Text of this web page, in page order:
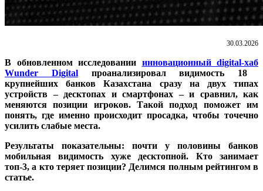
30.03.2026
В обновленном исследовании инновационный digital-хаб
Wunder Digitalпроанализировал видимость 18
крупнейших банков Казахстана сразу на двух типах
устройств – десктопах и смартфонах – и сравнил, как
меняются позиции игроков. Такой подход поможет им
понять, где именно происходит просадка, чтобы точечно
усилить слабые места.
Результаты показательны: почти у половины банков
мобильная видимость хуже десктопной. Кто занимает
топ-3, а кто теряет позиции? Делимся полным рейтингом в
статье.